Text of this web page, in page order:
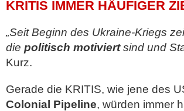
KRITIS IMMER HÄUFIGER
„Seit Beginn des Ukraine-Kriegs
die politisch motiviertsind und
Kurz.
Gerade die KRITIS, wie jene des
Colonial Pipeline, würden immer